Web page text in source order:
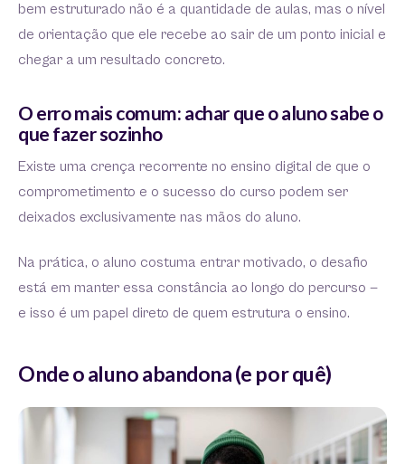
bem estruturado não é a quantidade de aulas, mas o nível
de orientação que ele recebe ao sair de um ponto inicial e
chegar a um resultado concreto.
O erro mais comum: achar que o aluno sabe o
que fazer sozinho
Existe uma crença recorrente no ensino digital de que o
comprometimento e o sucesso do curso podem ser
deixados exclusivamente nas mãos do aluno.
Na prática, o aluno costuma entrar motivado, o desafio
está em manter essa constância ao longo do percurso —
e isso é um papel direto de quem estrutura o ensino.
Onde o aluno abandona (e por quê)